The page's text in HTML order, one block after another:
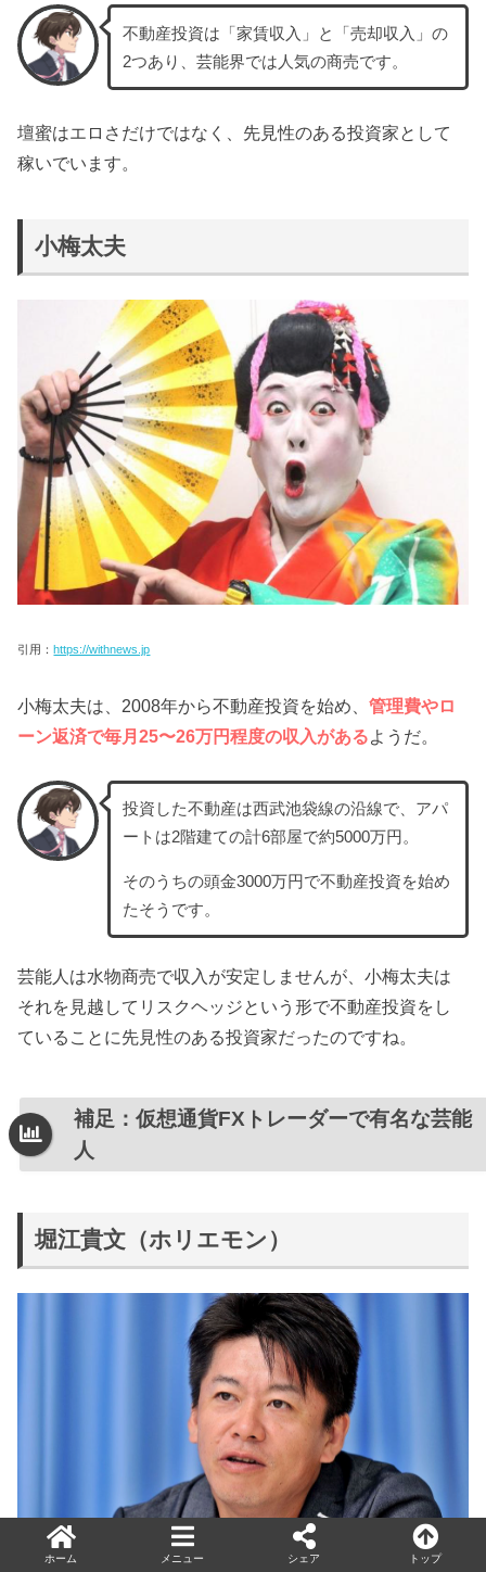
不動産投資は「家賃収入」と「売却収入」の
2つあり、芸能界では人気の商売です。
壇蜜はエロさだけではなく、先見性のある投資家として
稼いでいます。
小梅太夫
引用：https://withnews.jp
小梅太夫は、2008年から不動産投資を始め、管理費やロ
ーン返済で毎月25〜26万円程度の収入があるようだ。
投資した不動産は西武池袋線の沿線で、アパ
ートは2階建ての計6部屋で約5000万円。
そのうちの頭金3000万円で不動産投資を始め
たそうです。
芸能人は水物商売で収入が安定しませんが、小梅太夫は
それを見越してリスクヘッジという形で不動産投資をし
ていることに先見性のある投資家だったのですね。
補足：仮想通貨FXトレーダーで有名な芸能
人
堀江貴文（ホリエモン）
ホーム メニュー シェア トップ